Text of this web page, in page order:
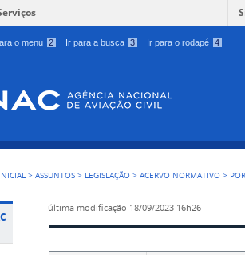
o menu 2 Ir para a busca 3 Ir para o rodapé 4
>ASSUNTOS > LEGISLAÇÃO >ACERVO NORMATIVO >
última modificação 18/09/2023 16h26